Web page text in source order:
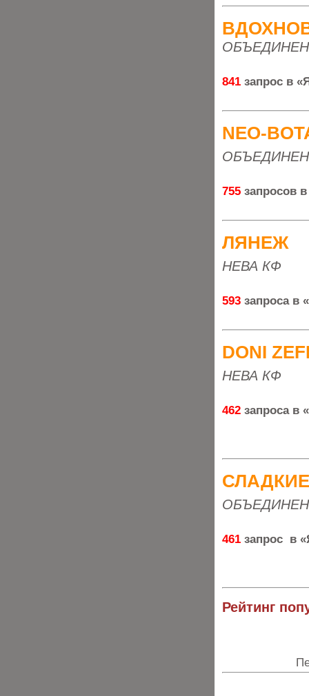
841 запрос в
NEO-
755 запросов
ЛЯНЕЖ
НЕВА КФ
593 запроса в
DONI
НЕВА КФ
462 запроса в
461 запрос в
Рейтинг